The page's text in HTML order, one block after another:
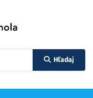
Hľadaj